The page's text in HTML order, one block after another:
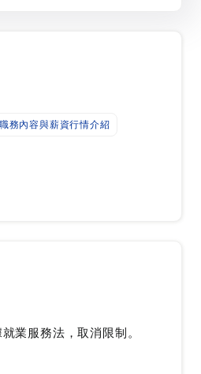
職務內容與薪資行情介紹
看地圖
業服務法，取消限制。